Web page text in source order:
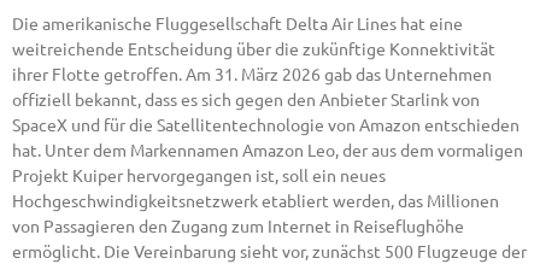
Die amerikanische Fluggesellschaft Delta Air Lines hat eine
weitreichende Entscheidung über die zukünftige Konnektivität
ihrer Flotte getroffen. Am 31. März 2026 gab das Unternehmen
offiziell bekannt, dass es sich gegen den Anbieter Starlink von
SpaceX und für die Satellitentechnologie von Amazon entschieden
hat. Unter dem Markennamen Amazon Leo, der aus dem vormaligen
Projekt Kuiper hervorgegangen ist, soll ein neues
Hochgeschwindigkeitsnetzwerk etabliert werden, das Millionen
von Passagieren den Zugang zum Internet in Reiseflughöhe
ermöglicht. Die Vereinbarung sieht vor, zunächst 500 Flugzeuge der